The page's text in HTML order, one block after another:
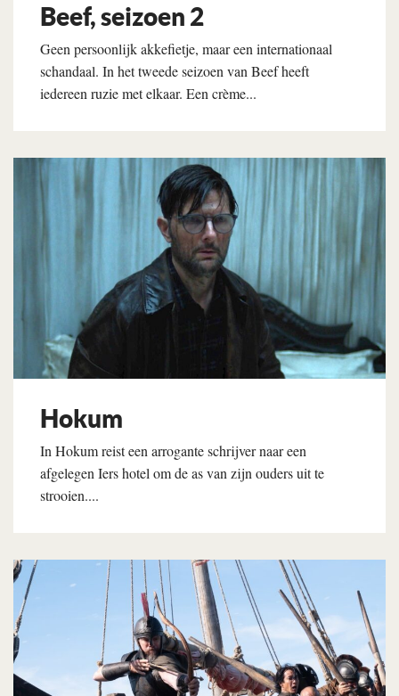
Beef, seizoen 2
Geen persoonlijk akkefietje, maar een internationaal
schandaal. In het tweede seizoen van Beef heeft
iedereen ruzie met elkaar. Een crème...
Lees verder
Hokum
In Hokum reist een arrogante schrijver naar een
afgelegen Iers hotel om de as van zijn ouders uit te
strooien....
Lees verder